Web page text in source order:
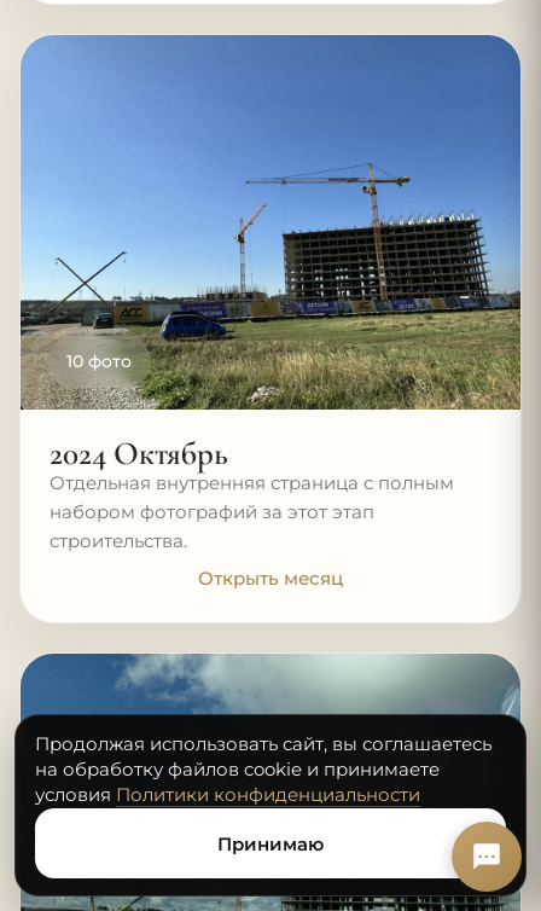
10 фото
2024 Октябрь
Отдельная внутренняя страница с полным
набором фотографий за этот этап
строительства.
Открыть месяц
Продолжая использовать сайт, вы соглашаетесь
на обработку файлов cookie и принимаете
условия Политики конфиденциальности
Принимаю